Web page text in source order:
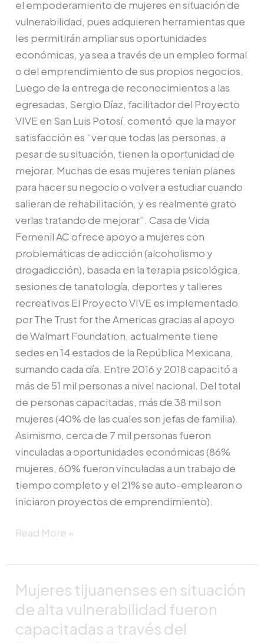
el empoderamiento de mujeres en situación de
vulnerabilidad, pues adquieren herramientas que
les permitirán ampliar sus oportunidades
económicas, ya sea a través de un empleo formal
o del emprendimiento de sus propios negocios.
Luego de la entrega de reconocimientos a las
egresadas, Sergio Díaz, facilitador del Proyecto
VIVE en San Luis Potosí, comentó que la mayor
satisfacción es “ver que todas las personas, a
pesar de su situación, tienen la oportunidad de
mejorar. Muchas de esas mujeres tenían planes
para hacer su negocio o volver a estudiar cuando
salieran de rehabilitación, y es realmente grato
verlas tratando de mejorar”. Casa de Vida
Femenil AC ofrece apoyo a mujeres con
problemáticas de adicción (alcoholismo y
drogadicción), basada en la terapia psicológica,
sesiones de tanatología, deportes y talleres
recreativos El Proyecto VIVE es implementado
por The Trust for the Americas gracias al apoyo
de Walmart Foundation, actualmente tiene
sedes en 14 estados de la República Mexicana,
sumando cada día. Entre 2016 y 2018 capacitó a
más de 51 mil personas a nivel nacional. Del total
de personas capacitadas, más de 38 mil son
mujeres (40% de las cuales son jefas de familia).
Asimismo, cerca de 7 mil personas fueron
vinculadas a oportunidades económicas (86%
mujeres, 60% fueron vinculadas a un trabajo de
tiempo completo y el 21% se auto-emplearon o
iniciaron proyectos de emprendimiento).
Read More »
Mujeres tijuanenses en situación
de alta vulnerabilidad fueron
capacitadas a través del
Mujeres
tijuanenses
situación